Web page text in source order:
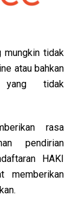
mungkin tidak
atau bahkan
yang tidak
rasa
pendirian
HAKI
memberikan